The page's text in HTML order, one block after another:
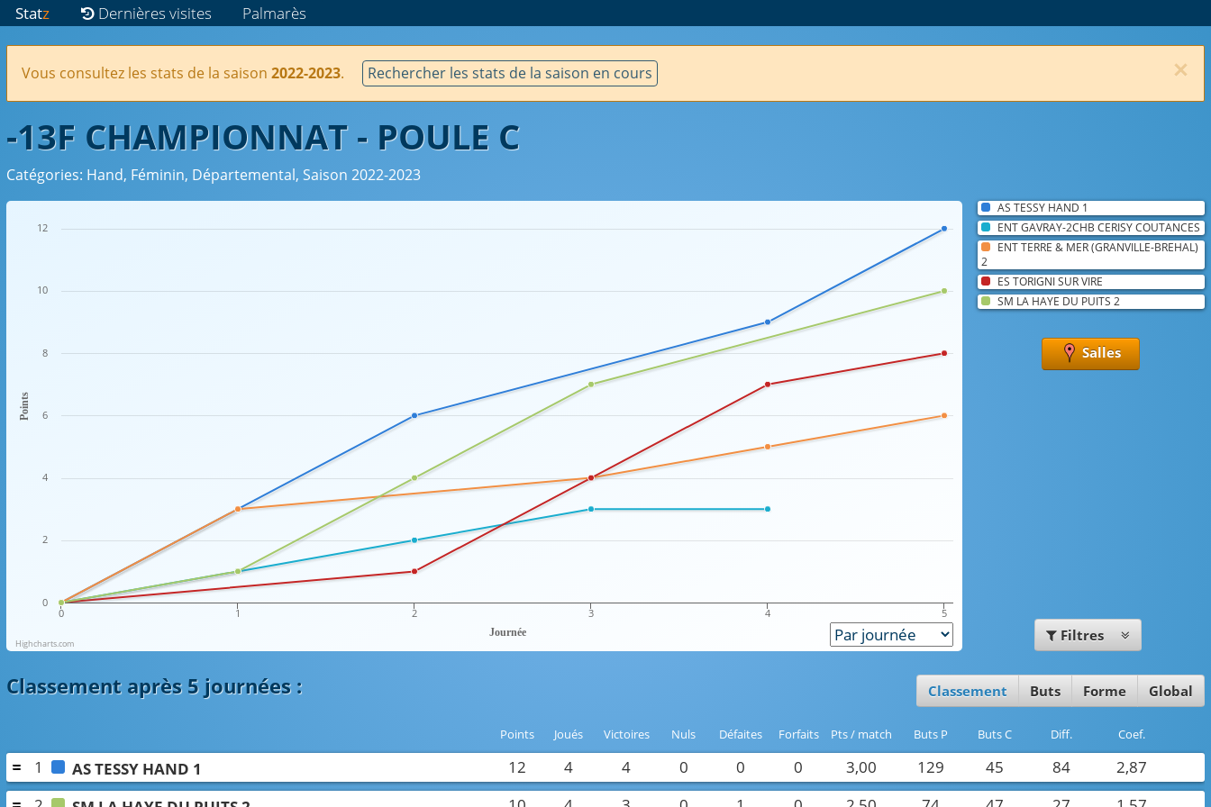
Statz Dernières visites Palmarès
×
Vous consultez les stats de la saison2022-2023. Rechercher les stats de la saison en cours
-13F CHAMPIONNAT - POULE C
Catégories: Hand, Féminin, Départemental, Saison 2022-2023
Journée
Points
0 1 2 3 4 5
0
2
4
6
8
10
12
Highcharts.com
AS TESSY HAND 1
ENT GAVRAY-2CHB CERISY COUTANCES
ENT TERRE & MER (GRANVILLE-BREHAL)
2
ES TORIGNI SUR VIRE
SM LA HAYE DU PUITS 2
Salles
Filtres
Classement après 5 journées: Classement Buts Forme Global
Points Joués Victoires Nuls Défaites Forfaits Pts / match buts P buts C Diff. Coef.
1 AS TESSY HAND 1 12 4 4 0 0 0 3,00 129 45 84
2,87